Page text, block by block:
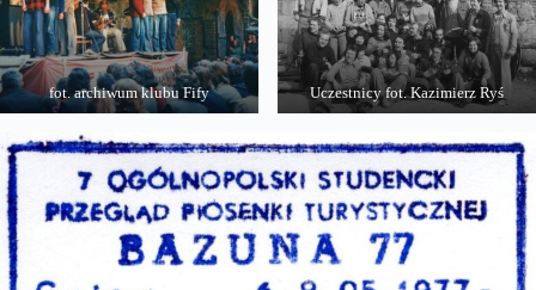
fot. archiwum klubu Fify Uczestnicy fot. Kazimierz Ryś